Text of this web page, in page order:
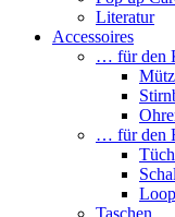
Literatur
Accessoires
… für den
… für den
Taschen